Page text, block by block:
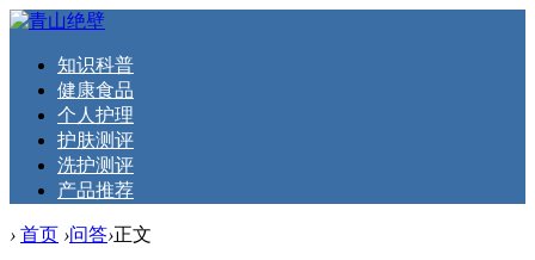
知识科普
健康食品
个人护理
护肤测评
洗护测评
产品推荐
› 首页 ›问答›正文